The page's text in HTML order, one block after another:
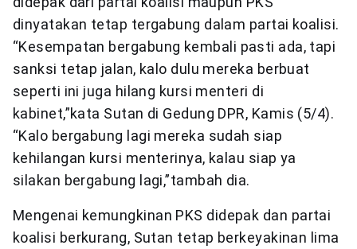
dinyatakan tetap tergabung dalam partai koalisi.
“Kesempatan bergabung kembali pasti ada, tapi
sanksi tetap jalan, kalo dulu mereka berbuat
seperti ini juga hilang kursi menteri di
kabinet,”kata Sutan di Gedung DPR, Kamis (5/4).
“Kalo bergabung lagi mereka sudah siap
kehilangan kursi menterinya, kalau siap ya
silakan bergabung lagi,”tambah dia.
Mengenai kemungkinan PKS didepak dan partai
koalisi berkurang, Sutan tetap berkeyakinan lima